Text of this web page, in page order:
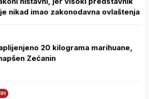
nikad imao zakonodavna ovlaštenja
20 kilograma marihuane,
Zećanin